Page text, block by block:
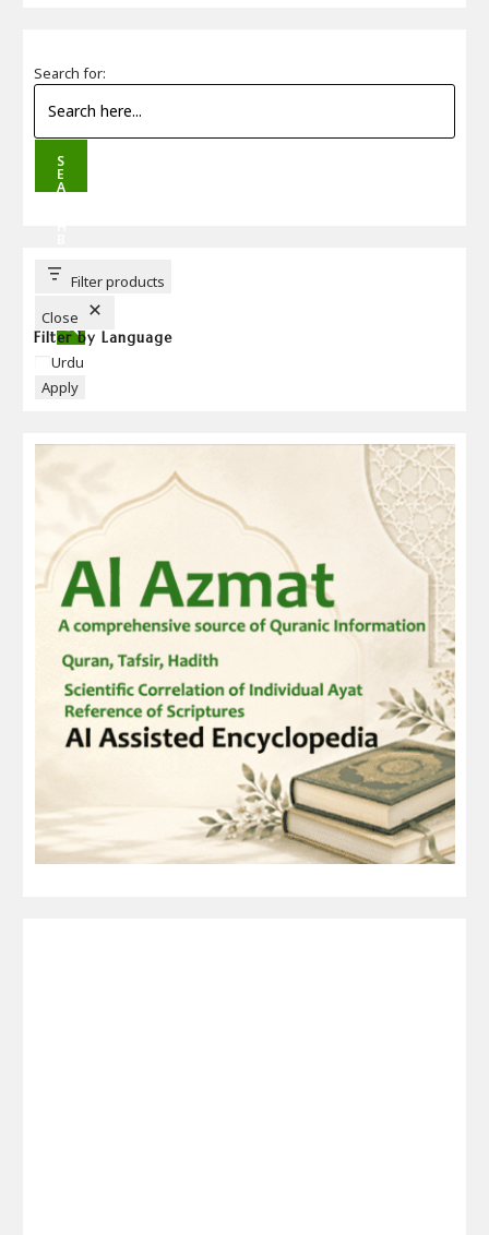
Search for:
S
E
A
T
T
Filter products
Close
Filter by Language
Language
Urdu
Apply